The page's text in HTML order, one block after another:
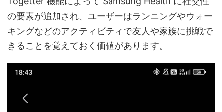
の要素が追加され、ユーザーはランニングやウォー
キングなどのアクティビティで友人や家族に挑戦で
きることを覚えておく価値があります。